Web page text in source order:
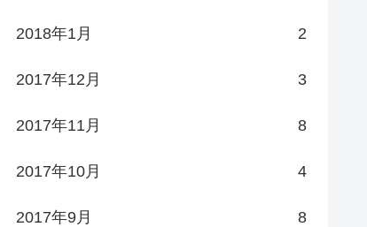
2018年1月 2
2017年12月 3
2017年11月 8
2017年10月 4
2017年9月 8